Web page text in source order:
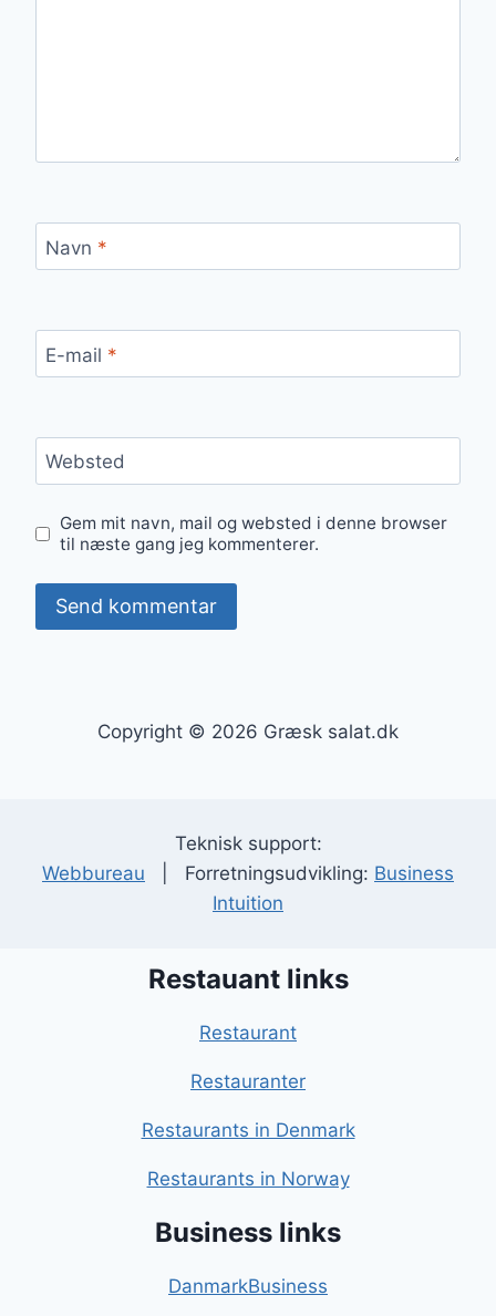
Navn *
E-mail *
Websted
Gem mit navn, mail og websted i denne browser
til næste gang jeg kommenterer.
Copyright © 2026 Græsk salat.dk
Teknisk support:
Webbureau | Forretningsudvikling: Business
Intuition
Restauant links
Restaurant
Restauranter
Restaurants in Denmark
Restaurants in Norway
Business links
DanmarkBusiness